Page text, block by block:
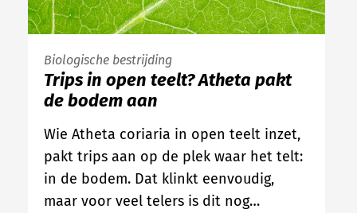
Biologische bestrijding
Trips in open teelt? Atheta pakt
de bodem aan
Wie Atheta coriaria in open teelt inzet,
pakt trips aan op de plek waar het telt:
in de bodem. Dat klinkt eenvoudig,
maar voor veel telers is dit nog…